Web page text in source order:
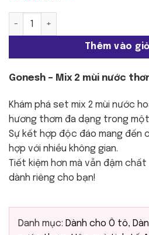
Gonesh - Mix 2 mùi nước thơm |
Thêm vào
Gonesh – Mix 2 mùi nước
Khám phá set mix 2 mùi nước
hương thơm đa dạng trong
Sự kết hợp độc đáo mang đến
hợp với nhiều không gian.
Tiết kiệm hơn mà vẫn đậm
dành riêng cho bạn!
Danh mục: Dành cho Ô tô,